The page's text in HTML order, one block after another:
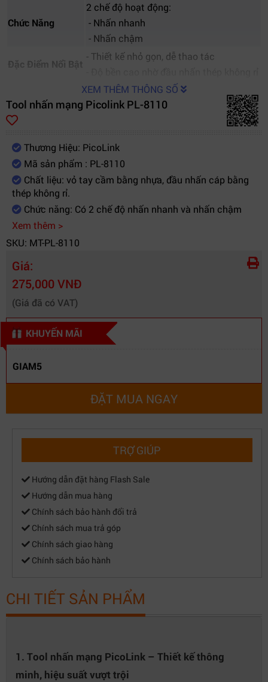
Chức Năng
2 chế độ hoạt động:
- Nhấn nhanh
- Nhấn chậm
Đặc Điểm Nổi Bật
- Thiết kế nhỏ gọn, dễ thao tác
XEM THÊM THÔNG SỐ
Tool nhấn mạng Picolink PL-8110
Thương Hiệu: PicoLink
Mã sản phẩm : PL-8110
Chất liệu: vỏ tay cầm bằng nhựa, đầu nhấn cáp bằng
thép không rỉ.
Chức năng: Có 2 chế độ nhấn nhanh và nhấn chậm
Xem thêm >
SKU: MT-PL-8110
Giá:
275,000 VNĐ
(Giá đã có VAT)
KHUYẾN MÃI
GIAM5
ĐẶT MUA NGAY
TRỢ GIÚP
Hướng dẫn đặt hàng Flash Sale
Hướng dẫn mua hàng
Chính sách bảo hành đổi trả
Chính sách mua trả góp
Chính sách giao hàng
Chính sách bảo hành
CHI TIẾT SẢN PHẨM
1. Tool nhấn mạng PicoLink – Thiết kế thông
minh, hiệu suất vượt trội